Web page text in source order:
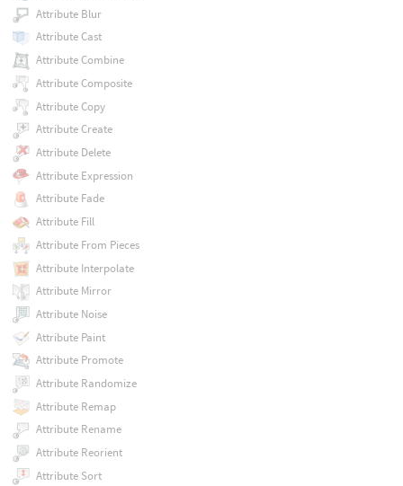
Attribute Blur
Attribute Cast
Attribute Combine
Attribute Composite
Attribute Copy
Attribute Create
Attribute Delete
Attribute Expression
Attribute Fade
Attribute Fill
Attribute From Pieces
Attribute Interpolate
Attribute Mirror
Attribute Noise
Attribute Paint
Attribute Promote
Attribute Randomize
Attribute Remap
Attribute Rename
Attribute Reorient
Attribute Sort